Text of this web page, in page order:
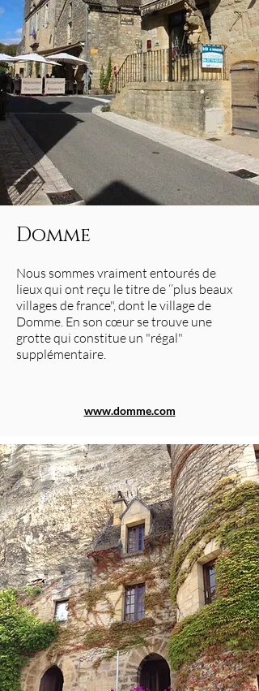
Domme
Nous sommes vraiment entourés de
lieux qui ont reçu le titre de ‘’plus beaux
villages de france", dont le village de
Domme. En son cœur se trouve une
grotte qui constitue un "régal"
supplémentaire.
www.domme.com